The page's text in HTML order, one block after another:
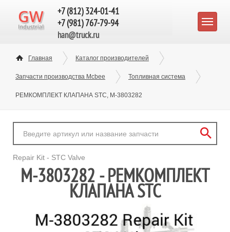
+7 (812) 324-01-41
+7 (981) 767-79-94
han@truck.ru
Главная Каталог производителей
Запчасти производства Mcbee Топливная система
РЕМКОМПЛЕКТ КЛАПАНА STC, M-3803282
Repair Kit - STC Valve
M-3803282 - РЕМКОМПЛЕКТ
КЛАПАНА STC